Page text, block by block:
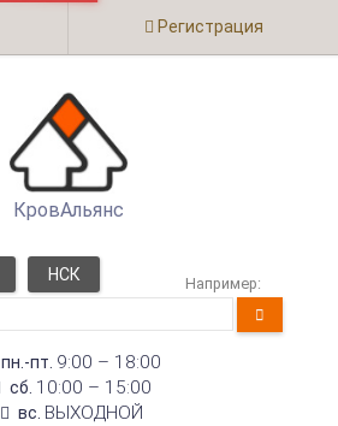
Регистрация
КровАльянс
НСК Например:
пн.-пт. 9:00 – 18:00
сб. 10:00 – 15:00
вс. ВЫХОДНОЙ